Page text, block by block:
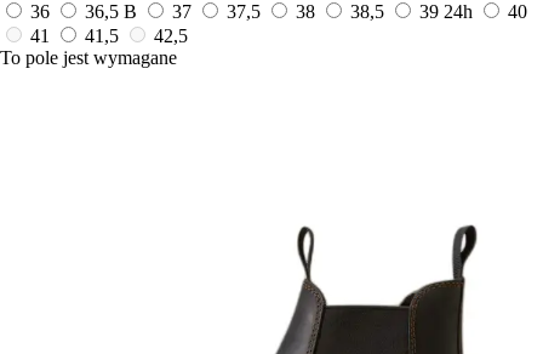
36
36,5 B 37 37,5 38 38,5 39 24h
40
41
41,5
42,5
To pole jest wymagane